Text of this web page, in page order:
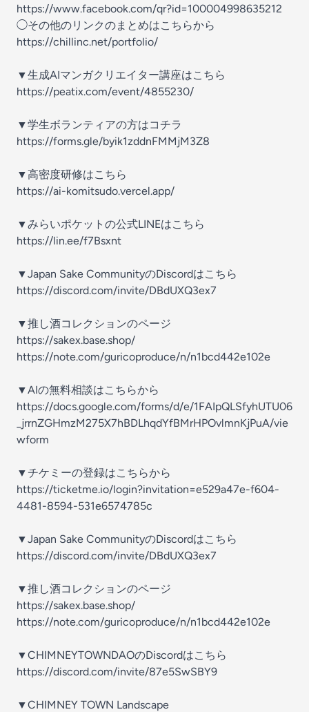
https://www.facebook.com/qr?id=100004998635212
◯その他のリンクのまとめはこちらから
https://chillinc.net/portfolio/
▼生成AIマンガクリエイター講座はこちら
https://peatix.com/event/4855230/
▼学生ボランティアの方はコチラ
https://forms.gle/byik1zddnFMMjM3Z8
▼高密度研修はこちら
https://ai-komitsudo.vercel.app/
▼みらいポケットの公式LINEはこちら
https://lin.ee/f7Bsxnt
▼Japan Sake CommunityのDiscordはこちら
https://discord.com/invite/DBdUXQ3ex7
▼推し酒コレクションのページ
https://sakex.base.shop/
https://note.com/guricoproduce/n/n1bcd442e102e
▼AIの無料相談はこちらから
https://docs.google.com/forms/d/e/1FAIpQLSfyhUTU06
_jrrnZGHmzM275X7hBDLhqdYfBMrHPOvlmnKjPuA/vie
wform
▼チケミーの登録はこちらから
https://ticketme.io/login?invitation=e529a47e-f604-
4481-8594-531e6574785c
▼Japan Sake CommunityのDiscordはこちら
https://discord.com/invite/DBdUXQ3ex7
▼推し酒コレクションのページ
https://sakex.base.shop/
https://note.com/guricoproduce/n/n1bcd442e102e
▼CHIMNEYTOWNDAOのDiscordはこちら
https://discord.com/invite/87e5SwSBY9
▼CHIMNEY TOWN Landscape